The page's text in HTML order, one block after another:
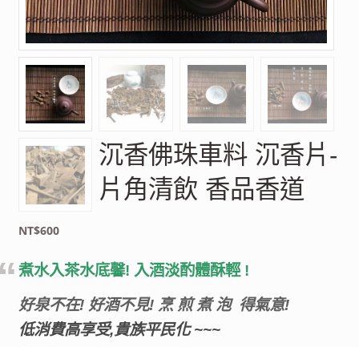
沉香佛珠車料 沉香片-
片角清飲 香品香道
NT$600
煮水入茶水底馨! 入酒淡酌體酥輕 !
好泉不在! 好酒不見! 烹 煎 煮 泡 得氣意!
低消費高享受,貴族平民化 ~~~